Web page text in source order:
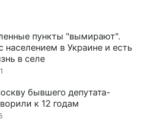
пункты "вымирают".
населением в Украине и есть
в селе
бывшего депутата-
к 12 годам